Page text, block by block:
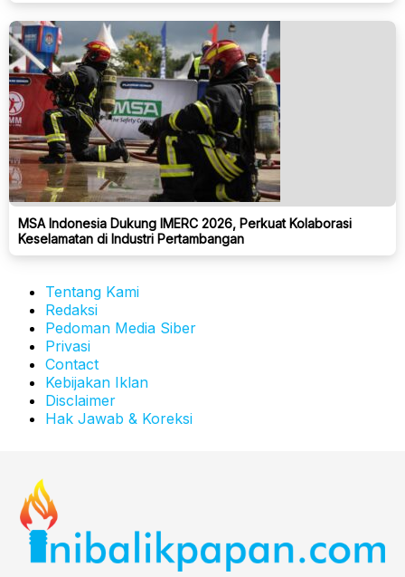
MSA Indonesia Dukung IMERC 2026, Perkuat Kolaborasi
Keselamatan di Industri Pertambangan
Tentang Kami
Redaksi
Pedoman Media Siber
Privasi
Contact
Kebijakan Iklan
Disclaimer
Hak Jawab & Koreksi